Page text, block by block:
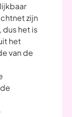
zijn
dus het is
het
van de